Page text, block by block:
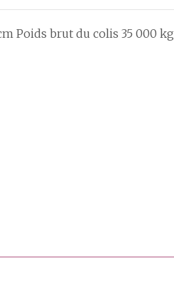
Poids brut du colis 35 000 kg